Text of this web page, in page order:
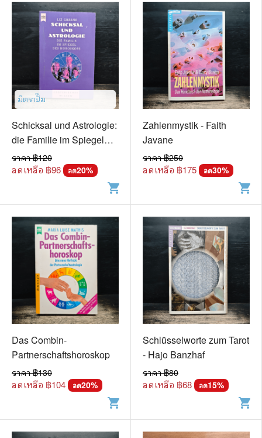
มีตราปั๊ม
Schicksal und Astrologie:
die Familie im Spiegel
des Horoskops - Liz
Greene
ราคา ฿120
ลดเหลือ ฿96 ลด20%
shopping_cart
Zahlenmystik - Faith
Javane
ราคา ฿250
ลดเหลือ ฿175 ลด30%
shopping_cart
Das Combin-
Partnerschaftshoroskop
ราคา ฿130
ลดเหลือ ฿104 ลด20%
shopping_cart
Schlüsselworte zum Tarot
- Hajo Banzhaf
ราคา ฿80
ลดเหลือ ฿68 ลด15%
shopping_cart